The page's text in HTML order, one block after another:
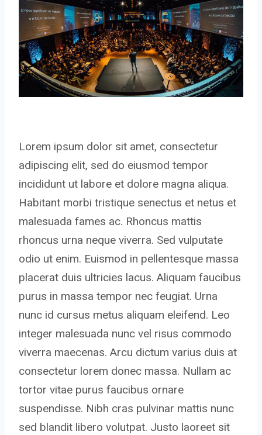
Lorem ipsum dolor sit amet, consectetur
adipiscing elit, sed do eiusmod tempor
incididunt ut labore et dolore magna aliqua.
Habitant morbi tristique senectus et netus et
malesuada fames ac. Rhoncus mattis
rhoncus urna neque viverra. Sed vulputate
odio ut enim. Euismod in pellentesque massa
placerat duis ultricies lacus. Aliquam faucibus
purus in massa tempor nec feugiat. Urna
nunc id cursus metus aliquam eleifend. Leo
integer malesuada nunc vel risus commodo
viverra maecenas. Arcu dictum varius duis at
consectetur lorem donec massa. Nullam ac
tortor vitae purus faucibus ornare
suspendisse. Nibh cras pulvinar mattis nunc
sed blandit libero volutpat. Justo laoreet sit